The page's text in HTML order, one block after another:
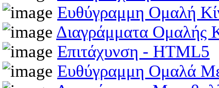
Ευθύγραμμη Ομαλή
Διαγράμματα Ομαλής
Επιτάχυνση - HTML5
Ευθύγραμμη Ομαλά